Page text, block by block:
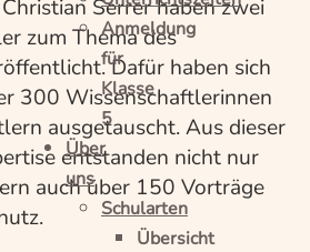
Anmeldung
für
Klasse
5
Über
uns
Schularten
Übersicht
Serrer haben zwei
zum Thema des
Dafür haben sich
300 Wissenschaftlerinnen
ausgetauscht. Aus dieser
entstanden nicht nur
auch über 150 Vorträge